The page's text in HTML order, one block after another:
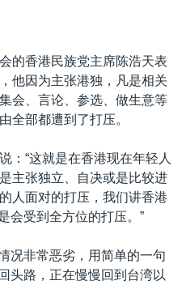
的香港民族党主席陈浩天表
他因为主张港独，凡是相关
会、言论、参选、做生意等
全部都遭到了打压。
：“这就是在香港现在年轻人
主张独立、自决或是比较进
人面对的打压，我们讲香港
会受到全方位的打压。”
况非常恶劣，用简单的一句
头路，正在慢慢回到台湾以